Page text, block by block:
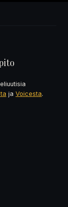
ja Voicesta.